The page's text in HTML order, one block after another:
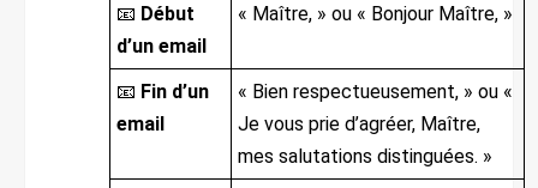
📧 Début
d’un email
« Maître, » ou « Bonjour Maître, »
📧 Fin d’un
email
« Bien respectueusement, » ou «
Je vous prie d’agréer, Maître,
mes salutations distinguées. »